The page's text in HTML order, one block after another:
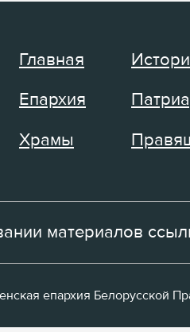
Главная
Епархия
Храмы
материалов
епархия Белорусской